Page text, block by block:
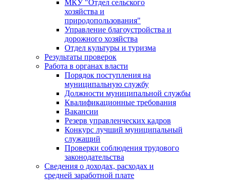
МКУ "Отдел сельского
хозяйства и
природопользования"
Управление благоустройства и
дорожного хозяйства
Отдел культуры и туризма
Результаты проверок
Работа в органах власти
Порядок поступления на
муниципальную службу
Должности муниципальной службы
Квалификационные требования
Вакансии
Резерв управленческих кадров
Конкурс лучший муниципальный
служащий
Проверки соблюдения трудового
законодательства
Сведения о доходах, расходах и
средней заработной плате